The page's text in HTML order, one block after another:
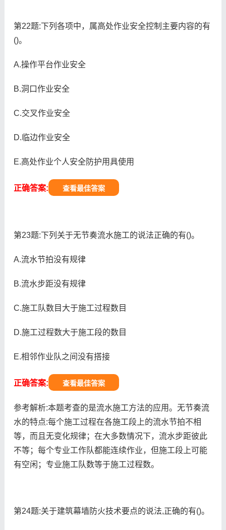
第22题:下列各项中，属高处作业安全控制主要内容的有
()。
A.操作平台作业安全
B.洞口作业安全
C.交叉作业安全
D.临边作业安全
E.高处作业个人安全防护用具使用
正确答案: 查看最佳答案
第23题:下列关于无节奏流水施工的说法正确的有()。
A.流水节拍没有规律
B.流水步距没有规律
C.施工队数目大于施工过程数目
D.施工过程数大于施工段的数目
E.相邻作业队之间没有搭接
正确答案: 查看最佳答案
参考解析:本题考查的是流水施工方法的应用。无节奏流
水的特点:每个施工过程在各施工段上的流水节拍不相
等，而且无变化规律；在大多数情况下，流水步距彼此
不等；每个专业工作队都能连续作业，但施工段上可能
有空闲；专业施工队数等于施工过程数。
第24题:关于建筑幕墙防火技术要点的说法,正确的有()。